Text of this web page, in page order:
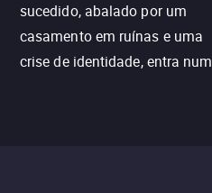
sucedido, abalado por um
casamento em ruínas e uma
crise de identidade, entra num